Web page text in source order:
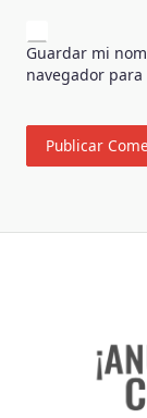
Guardar mi
navegador